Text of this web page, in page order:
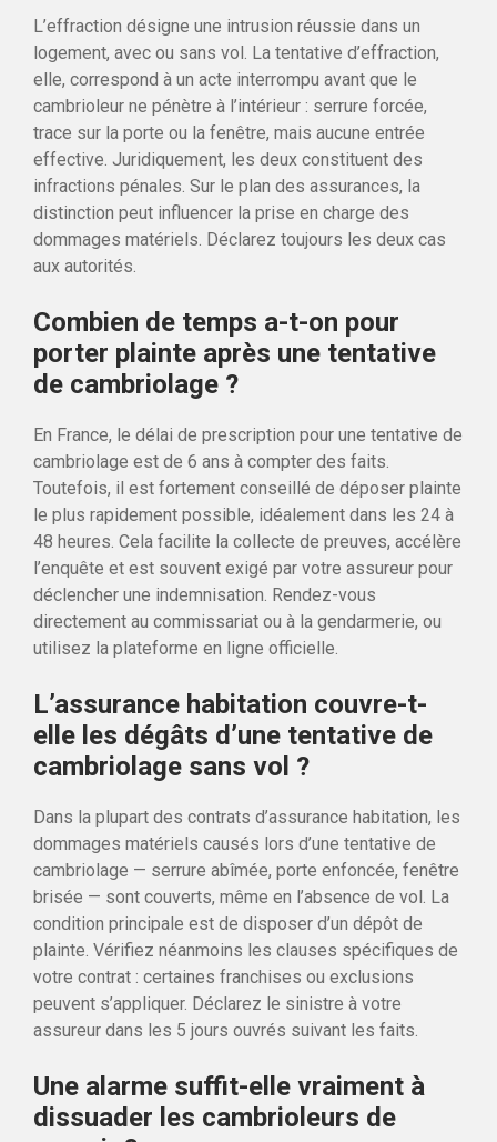
L’effraction désigne une intrusion réussie dans un
logement, avec ou sans vol. La tentative d’effraction,
elle, correspond à un acte interrompu avant que le
cambrioleur ne pénètre à l’intérieur : serrure forcée,
trace sur la porte ou la fenêtre, mais aucune entrée
effective. Juridiquement, les deux constituent des
infractions pénales. Sur le plan des assurances, la
distinction peut influencer la prise en charge des
dommages matériels. Déclarez toujours les deux cas
aux autorités.
Combien de temps a-t-on pour
porter plainte après une tentative
de cambriolage ?
En France, le délai de prescription pour une tentative de
cambriolage est de 6 ans à compter des faits.
Toutefois, il est fortement conseillé de déposer plainte
le plus rapidement possible, idéalement dans les 24 à
48 heures. Cela facilite la collecte de preuves, accélère
l’enquête et est souvent exigé par votre assureur pour
déclencher une indemnisation. Rendez-vous
directement au commissariat ou à la gendarmerie, ou
utilisez la plateforme en ligne officielle.
L’assurance habitation couvre-t-
elle les dégâts d’une tentative de
cambriolage sans vol ?
Dans la plupart des contrats d’assurance habitation, les
dommages matériels causés lors d’une tentative de
cambriolage — serrure abîmée, porte enfoncée, fenêtre
brisée — sont couverts, même en l’absence de vol. La
condition principale est de disposer d’un dépôt de
plainte. Vérifiez néanmoins les clauses spécifiques de
votre contrat : certaines franchises ou exclusions
peuvent s’appliquer. Déclarez le sinistre à votre
assureur dans les 5 jours ouvrés suivant les faits.
Une alarme suffit-elle vraiment à
dissuader les cambrioleurs de